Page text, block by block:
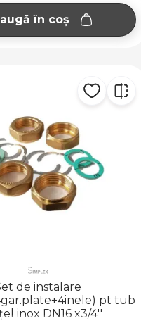
în coș
de instalare
pt tub
inox DN16 x3/4''